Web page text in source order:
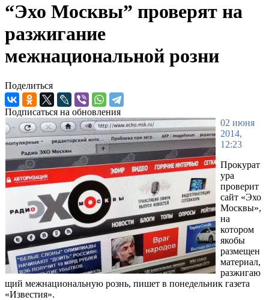
“Эхо Москвы” проверят на
разжигание
межнациональной розни
Поделиться
Подписаться на обновления
02 июня
2014,
12:23
Прокурат
ура
проверит
сайт «Эхо
Москвы»,
на
котором
якобы
размещен
материал,
разжигаю
щий межнациональную рознь, пишет в понедельник газета
«Известия».